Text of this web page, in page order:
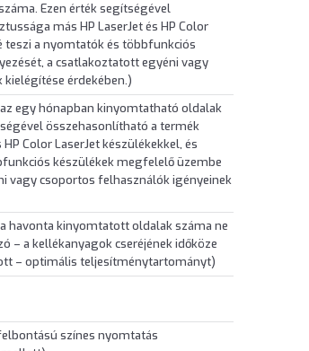
Ezen érték segítségével
más HP LaserJet és HP Color
teszi a nyomtatók és többfunkciós
a csatlakoztatott egyéni vagy
érdekében.)
egy hónapban kinyomtatható oldalak
összehasonlítható a termék
Color LaserJet készülékekkel, és
készülékek megfelelő üzembe
vagy csoportos felhasználók igényeinek
havonta kinyomtatott oldalak száma ne
– a kellékanyagok cseréjének időköze
– optimális teljesítménytartományt)
színes nyomtatás